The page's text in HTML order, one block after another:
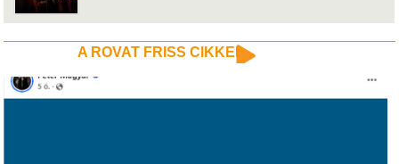
A ROVAT FRISS CIKKEI